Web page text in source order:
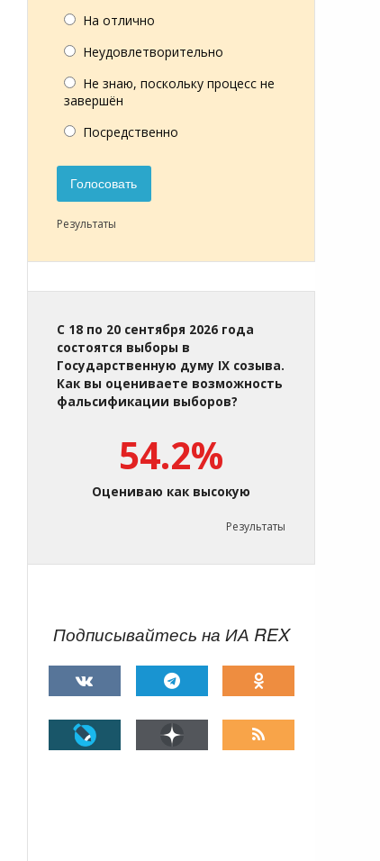
На отлично
Неудовлетворительно
Не знаю, поскольку процесс не
завершён
Посредственно
Голосовать
Результаты
С 18 по 20 сентября 2026 года
состоятся выборы в
Государственную думу IX созыва.
Как вы оцениваете возможность
фальсификации выборов?
54.2%
Оцениваю как высокую
Результаты
Подписывайтесь на ИА REX